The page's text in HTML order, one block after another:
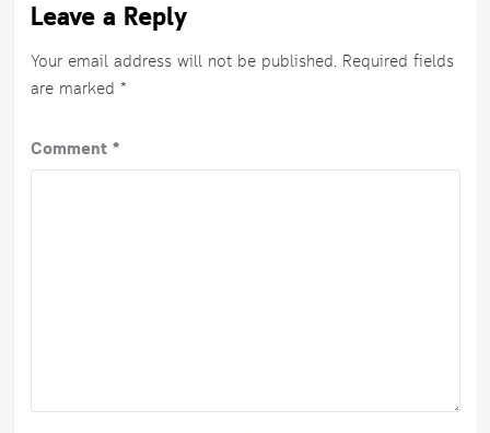
Leave a Reply
Your email address will not be published. Required fields
are marked *
Comment *